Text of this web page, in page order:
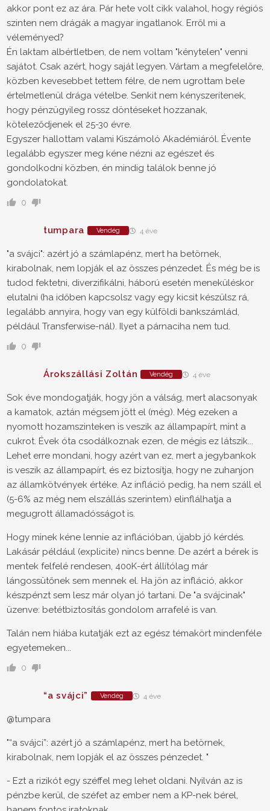
akkor pont ez az ára. Pár hete volt cikk valahol, hogy régiós
szinten nem drágák a magyar ingatlanok. Erről mi a
véleményed?
Én laktam albértletben, de nem voltam "kénytelen" venni
sajátot. Csak azért, hogy saját legyen. Vártam a megfelelőre,
közben kevesebbet tettem félre, de nem ugrottam bele
értelmetlenül drága vételbe. Senkit nem kényszerítenek,
hogy pénzügyileg rossz döntéseket hozzanak,
köteleződjenek el 25-30 évre.
Egyszer hallottam valami Kiszámoló Akadémiáról. Évente
legalább egyszer meg kéne nézni az egészet és
gondolkodni közben, én mindig találok benne jó
gondolatokat.
0
tumpara Vendég 4 éve
"a svájci": azért jó a számlapénz, mert ha betörnek,
kirabolnak, nem lopják el az összes pénzedet. És még be is
tudod fektetni, diverzifikálni, háború esetén meneküléskor
elutalni (ha időben kapcsolsz vagy egy kicsit készülsz rá,
legalább annyira, hogy van egy külföldi bankszámlád,
például Transferwise-nál). Ilyet a párnaciha nem tud.
0
Árokszállási Zoltán Vendég 4 éve
Sok éve mondogatják, hogy jön a válság, mert alacsonyak
a kamatok, aztán mégsem jött el (még). Még ezeken a
nyomott hozamszinteken is veszik az állampapírt, mint a
cukrot. Évek óta csodálkoznak ezen, de mégis ez látszik...
Lehet erre mondani, hogy azért van ez, mert a jegybankok
is veszik az állampapírt, és ez biztosítja, hogy ne zuhanjon
az államkötvények értéke. Az infláció pedig, ha nem száll el
(5-6% az még nem elszállás szerintem) elinflálhatja a
megugrott államadósságot is.
Hogy minek kéne lennie az inflációban, újabb jó kérdés.
Lakásár például (explicite) nincs benne. De azért a bérek is
mentek felfelé rendesen, 400K-ért állítólag már
lángossütőnek sem mennek el. Ha jön az infláció, akkor
készpénzt sem lesz már olyan jó tartani. De "a svájcinak"
üzenve: betétbiztosítás gondolom arrafelé is van.
Talán nem hiába kutatják ezt az egész témakört mindenféle
egyetemeken...
0
“a svájci” Vendég 4 éve
@tumpara
"“a svájci”: azért jó a számlapénz, mert ha betörnek,
kirabolnak, nem lopják el az összes pénzedet. "
- Ezt a rizikót egy széffel meg lehet oldani. Nyilván az is
pénzbe kerül, de széfet az ember nem a KP-nek bérel,